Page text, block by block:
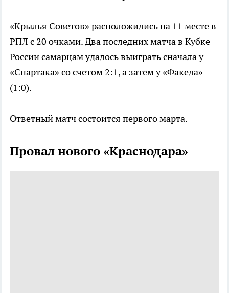
«Крылья Советов» расположились на 11 месте в
РПЛ с 20 очками. Два последних матча в Кубке
России самарцам удалось выиграть сначала у
«Спартака» со счетом 2:1, а затем у «Факела»
(1:0).
Ответный матч состоится первого марта.
Провал нового «Краснодара»